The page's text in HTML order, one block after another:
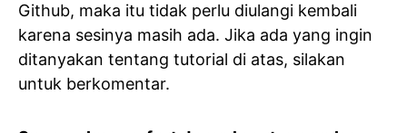
Github, maka itu tidak perlu diulangi kembali
karena sesinya masih ada. Jika ada yang ingin
ditanyakan tentang tutorial di atas, silakan
untuk berkomentar.